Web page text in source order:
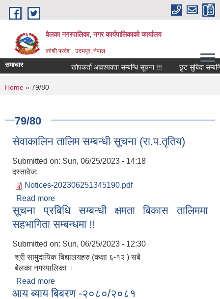
Skip to main content
वेलका नगरपालिका, नगर कार्यपालिकाको कार्यालय
कोशी प्रदेश , उदयपुर, नेपाल
समाचार खोपकर्ता आवश्यक्ता सम्बन्धि सूचना !!! छुट सुबिदा सम्बन्धि
You are here
Home » 79/80
79/80
सेवाकालिन तालिम सम्बन्धी सूचना (रा.प.तृतिय)
Submitted on: Sun, 06/25/2023 - 14:18
दस्तावेज:
Notices-202306251345190.pdf
Read more
सूचना प्रबिधि सम्बन्धी क्षमता बिकास तालिममा
सहभागिता सम्बन्धमा !!
Submitted on: Sun, 06/25/2023 - 12:30
श्री सामुदायिक बिद्यालयहरु (कक्षा ६-१२ ) सबै
बेलका नगरपालिका ।
Read more
सहभागिता सम्बन्धमा !!
आय ब्याय बिबरण -२०८०/२०८१